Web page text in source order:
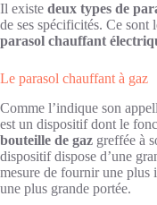
Il existe deux types de
de ses spécificités. Ce sont
parasol chauffant
Le parasol chauffant à gaz
Comme l’indique son
est un dispositif dont le
bouteille de gaz greffée à
dispositif dispose d’une
mesure de fournir une plus
une plus grande portée.